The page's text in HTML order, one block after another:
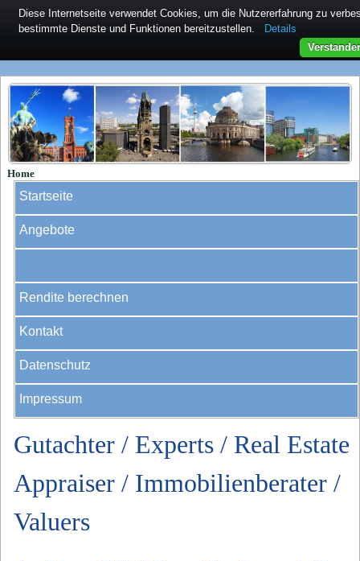
Home
Startseite
Angebote
Rendite berechnen
Kontakt
Datenschutz
Impressum
Gutachter / Experts / Real Estate
Appraiser / Immobilienberater /
Valuers
Diese Internetseite verwendet Cookies, um die Nutzererfahrung zu
bestimmte Dienste und Funktionen bereitzustellen.
Details